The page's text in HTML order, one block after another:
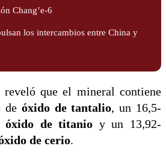
Chang’e-6
los intercambios entre China y
que el mineral contiene
de óxido de tantalio, un 16,5-
óxido de titanio y un 13,92-
de cerio.